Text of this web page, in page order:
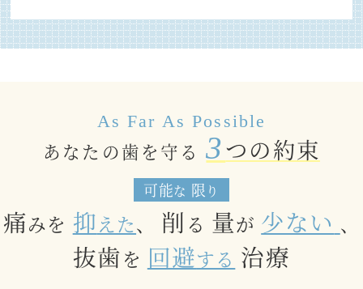
As Far As Possible
あなたの歯を守る3 つの約束
可能な 限 り
痛みを 抑えた、 削 る 量が 少ない 、
抜歯を 回避する 治療